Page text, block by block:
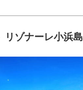
リゾナーレ小浜島